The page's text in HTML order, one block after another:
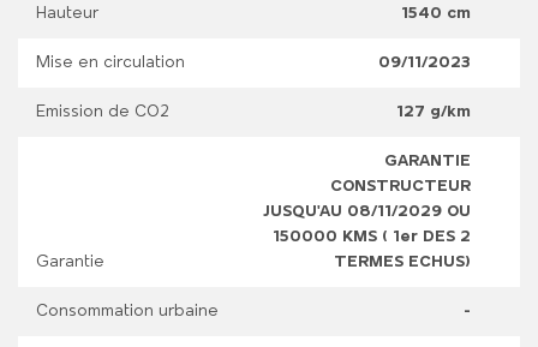
Hauteur 1540 cm
Mise en circulation 09/11/2023
Emission de CO2 127 g/km
Garantie
GARANTIE
CONSTRUCTEUR
JUSQU'AU 08/11/2029 OU
150000 KMS ( 1er DES 2
TERMES ECHUS)
Consommation urbaine -